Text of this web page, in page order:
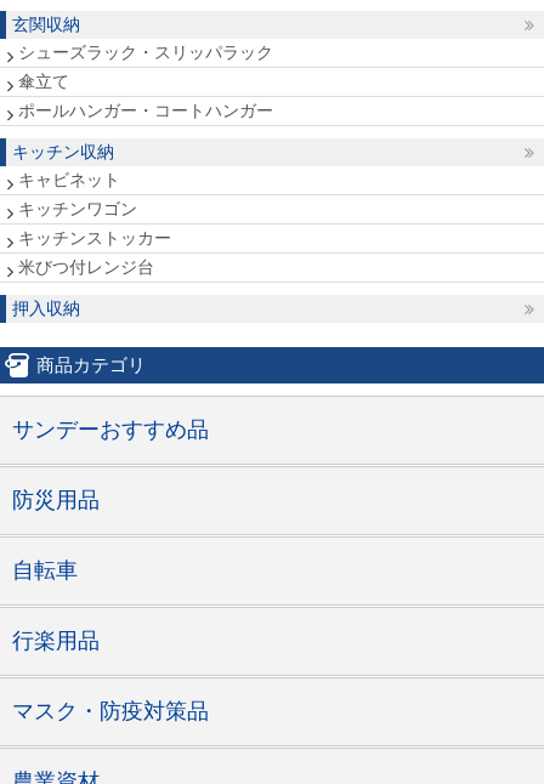
玄関収納
シューズラック・スリッパラック
傘立て
ポールハンガー・コートハンガー
キッチン収納
キャビネット
キッチンワゴン
キッチンストッカー
米びつ付レンジ台
押入収納
商品カテゴリ
サンデーおすすめ品
防災用品
自転車
行楽用品
マスク・防疫対策品